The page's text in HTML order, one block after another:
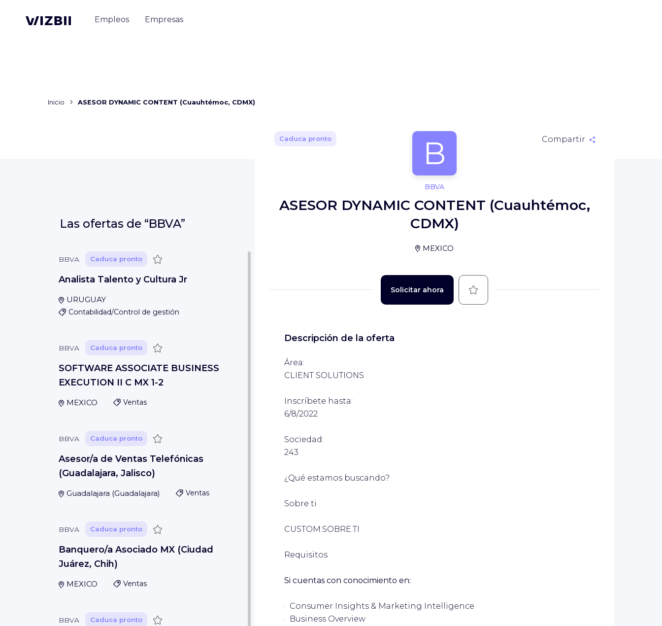
Empleos Empresas
Inicio ASESOR DYNAMIC CONTENT (Cuauhtémoc, CDMX)
Las ofertas de“BBVA”
BBVA Caduca pronto Guardar
Analista Talento y Cultura Jr
URUGUAY
Contabilidad/Control de gestión
BBVA Caduca pronto Guardar
SOFTWARE ASSOCIATE BUSINESS
EXECUTION II C MX 1-2
MEXICO Ventas
BBVA Caduca pronto Guardar
Asesor/a de Ventas Telefónicas
(Guadalajara, Jalisco)
Guadalajara (Guadalajara) Ventas
BBVA Caduca pronto Guardar
Banquero/a Asociado MX (Ciudad
Juárez, Chih)
MEXICO Ventas
BBVA Caduca pronto Guardar
Caduca pronto B Compartir
BBVA
ASESOR DYNAMIC CONTENT (Cuauhtémoc,
CDMX)
MEXICO
Solicitar ahora Guardar
Descripción de la oferta
Área:
CLIENT SOLUTIONS
Inscríbete hasta:
6/8/2022
Sociedad:
243
¿Qué estamos buscando?
Sobre ti
CUSTOM.SOBRE.TI
Requisitos
Si cuentas con conocimiento en:
· Consumer Insights & Marketing Intelligence
· Business Overview